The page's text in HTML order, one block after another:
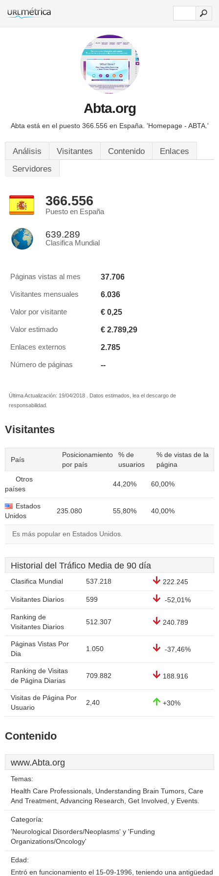
Abta.org
Abta está en el puesto 366.556 en España. 'Homepage - ABTA.'
Análisis Visitantes Contenido
Enlaces
Servidores
366.556
Puesto en España
639.289
Clasifica Mundial
Páginas vistas al mes 37.706
Visitantes mensuales 6.036
Valor por visitante € 0,25
Valor estimado € 2.789,29
Enlaces externos 2.785
Número de páginas --
Última Actualización: 19/04/2018 . Datos estimados, lea el descargo de
responsabilidad.
Visitantes
País
Posicionamiento
por país
% de
usuarios
% de vistas de la
página
Otros
países
44,20% 60,00%
Estados
Unidos
235.080 55,80% 40,00%
Es más popular en Estados Unidos.
Historial del Tráfico Media de 90 día
Clasifica Mundial 537.218 222.245
Visitantes Diarios 599 -52,01%
Ranking de
Visitantes Diarios
512.307 240.789
Páginas Vistas Por
Dia
1.050 -37,46%
Ranking de Visitas
de Página Diarias
709.882 188.916
Visitas de Página Por
Usuario
2,40 +30%
Contenido
www.Abta.org
Temas:
Health Care Professionals, Understanding Brain Tumors, Care
And Treatment, Advancing Research, Get Involved, y Events.
Categoría:
'Neurological Disorders/Neoplasms' y 'Funding
Organizations/Oncology'
Edad:
Entró en funcionamiento el 15-09-1996, teniendo una antigüedad